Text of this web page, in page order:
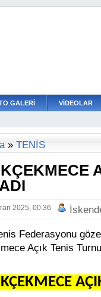
GALERİ VİDEOLAR
» TENİS
2025, 00:36
Federasyonu
Açık Tenis